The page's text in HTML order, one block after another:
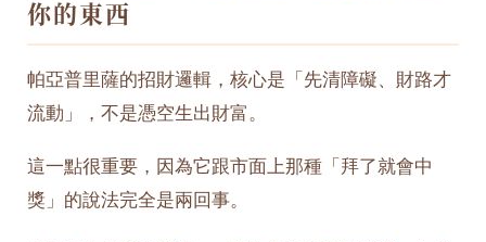
你的東西
帕亞普里薩的招財邏輯，核心是「先清障礙、財路才
流動」，不是憑空生出財富。
這一點很重要，因為它跟市面上那種「拜了就會中
獎」的說法完全是兩回事。